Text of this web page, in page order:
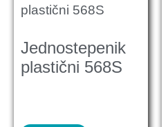
Jednostepenik
plastični 568S